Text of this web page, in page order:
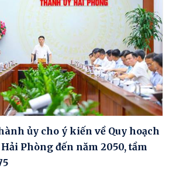
ủy cho ý kiến về Quy hoạch
Phòng đến năm 2050, tầm